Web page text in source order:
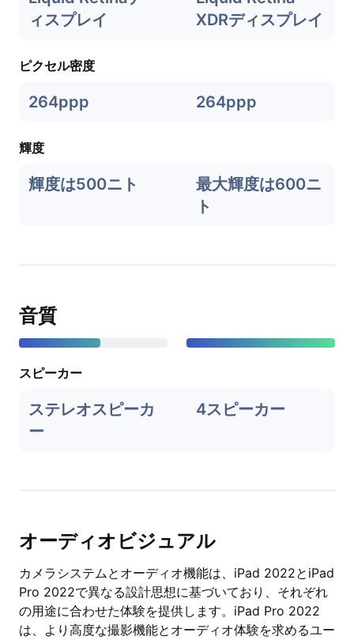
ィスプレイ
XDRディスプレイ
ピクセル密度
264ppp 264ppp
輝度
輝度は500ニト
最大輝度は600ニ
ト
音質
スピーカー
ステレオスピーカ
ー
4スピーカー
オーディオビジュアル
カメラシステムとオーディオ機能は、iPad 2022とiPad
Pro 2022で異なる設計思想に基づいており、それぞれ
の用途に合わせた体験を提供します。iPad Pro 2022
は、より高度な撮影機能とオーディオ体験を求めるユー